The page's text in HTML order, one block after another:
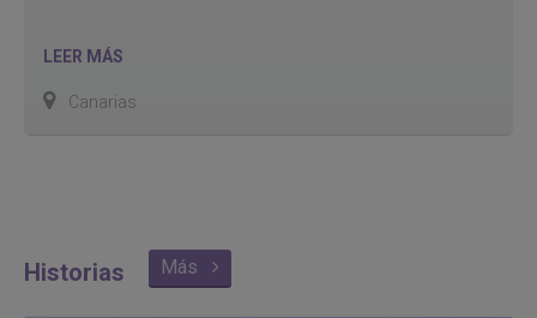
LEER MÁS
Canarias
Historias Más